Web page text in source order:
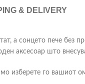
& DELIVERY
а сонцето пече
аксесоар што
изберете го вашиот